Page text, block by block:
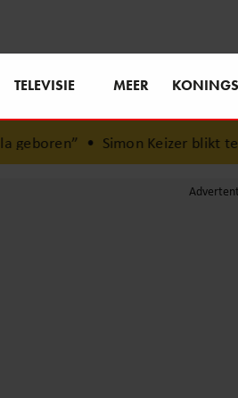
TELEVISIE MEER
Simon Keizer blikt terug op